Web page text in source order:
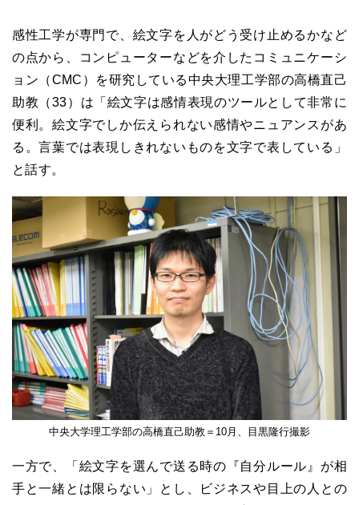
感性工学が専門で、絵文字を人がどう受け止めるかなど
の点から、コンピューターなどを介したコミュニケーシ
ョン（CMC）を研究している中央大理工学部の高橋直己
助教（33）は「絵文字は感情表現のツールとして非常に
便利。絵文字でしか伝えられない感情やニュアンスがあ
る。言葉では表現しきれないものを文字で表している」
と話す。
中央大学理工学部の高橋直己助教＝10月、目黒隆行撮影
一方で、「絵文字を選んで送る時の『自分ルール』が相
手と一緒とは限らない」とし、ビジネスや目上の人との